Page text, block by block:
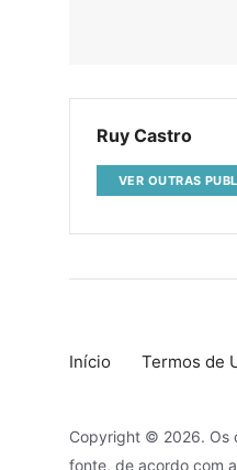
Ruy Castro
VER OUTRAS
Início Termos de
Copyright © 2026. Os
fonte, de acordo com